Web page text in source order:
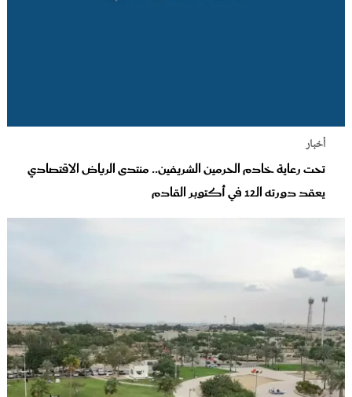
أخبار
تحت رعاية خادم الحرمين الشريفين.. منتدى الرياض الاقتصادي
يعقد دورته الـ12 في أكتوبر القادم